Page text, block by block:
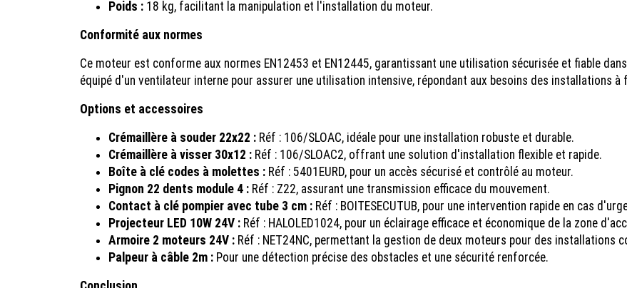
Poids : 18 kg, facilitant la manipulation et l'installation du moteur.
Conformité aux normes
Ce moteur est conforme aux normes EN12453 et EN12445, garantissant une utilisation sécurisée et fiable
équipé d'un ventilateur interne pour assurer une utilisation intensive, répondant aux besoins des installations
Options et accessoires
Crémaillère à souder 22x22 : Réf : 106/SLOAC, idéale pour une installation robuste et durable.
Crémaillère à visser 30x12 : Réf : 106/SLOAC2, offrant une solution d'installation flexible et rapide.
Boîte à clé codes à molettes : Réf : 5401EURD, pour un accès sécurisé et contrôlé au moteur.
Pignon 22 dents module 4 : Réf : Z22, assurant une transmission efficace du mouvement.
Contact à clé pompier avec tube 3 cm : Réf : BOITESECUTUB, pour une intervention rapide en cas
Projecteur LED 10W 24V : Réf : HALOLED1024, pour un éclairage efficace et économique de la zone
Armoire 2 moteurs 24V : Réf : NET24NC, permettant la gestion de deux moteurs pour des installations
Palpeur à câble 2m : Pour une détection précise des obstacles et une sécurité renforcée.